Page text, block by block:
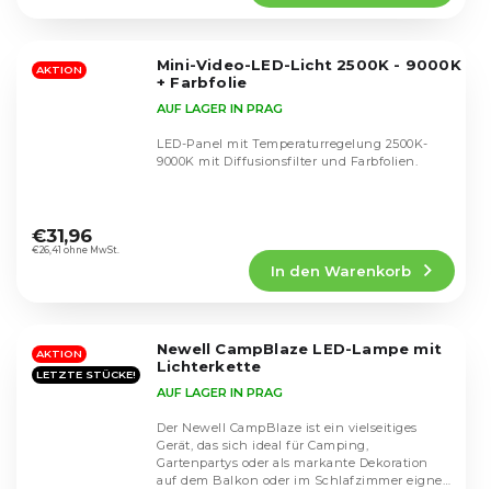
Sternen.
AKTION
Mini-Video-LED-Licht 2500K - 9000K
+ Farbfolie
durchschnittliche
Produktbewertung
Sternen.
AUF LAGER IN PRAG
€26,41 ohne MwSt.
€31,96
In den Warenkorb
LED-Panel mit Temperaturregelung 2500K-
9000K mit Diffusionsfilter und Farbfolien.
AKTION
LETZTE STÜCKE!
Newell CampBlaze LED-Lampe mit
Lichterkette
AUF LAGER IN PRAG
Der Newell CampBlaze ist ein vielseitiges
Gerät, das sich ideal für Camping,
Gartenpartys oder als markante Dekoration
auf dem Balkon oder im Schlafzimmer eignet.